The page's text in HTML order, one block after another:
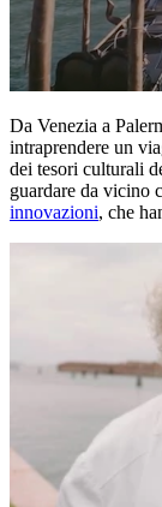
Da Venezia a
intraprendere un
dei tesori culturali
guardare da vicino
innovazioni, che